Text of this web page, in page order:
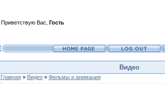
Приветствую Вас Гость
Видео
Главная» Видео» Фильмы и анимация